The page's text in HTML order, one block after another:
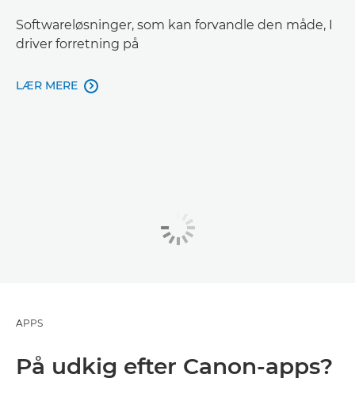
Softwareløsninger, som kan forvandle den måde, I
driver forretning på
LÆR MERE 
APPS
På udkig efter Canon-apps?